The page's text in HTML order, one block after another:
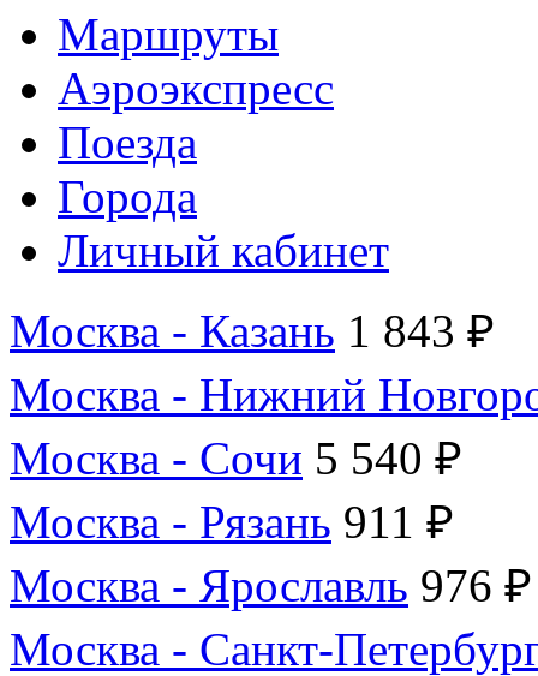
Маршруты
Аэроэкспресс
Поезда
Города
Личный кабинет
Москва - Казань 1 843 ₽
Москва - Нижний
Москва - Сочи 5 540 ₽
Москва - Рязань 911 ₽
Москва - Ярославль 976 ₽
Москва - Санкт-